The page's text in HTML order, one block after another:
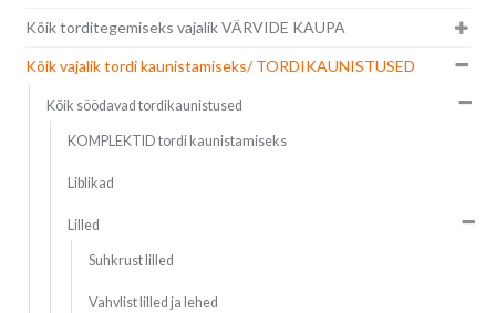
Kõik torditegemiseks vajalik VÄRVIDE KAUPA
Kõik vajalik tordi kaunistamiseks/ TORDIKAUNISTUSED
Kõik söödavad tordikaunistused
KOMPLEKTID tordi kaunistamiseks
Liblikad
Lilled
Suhkrust lilled
Vahvlist lilled ja lehed